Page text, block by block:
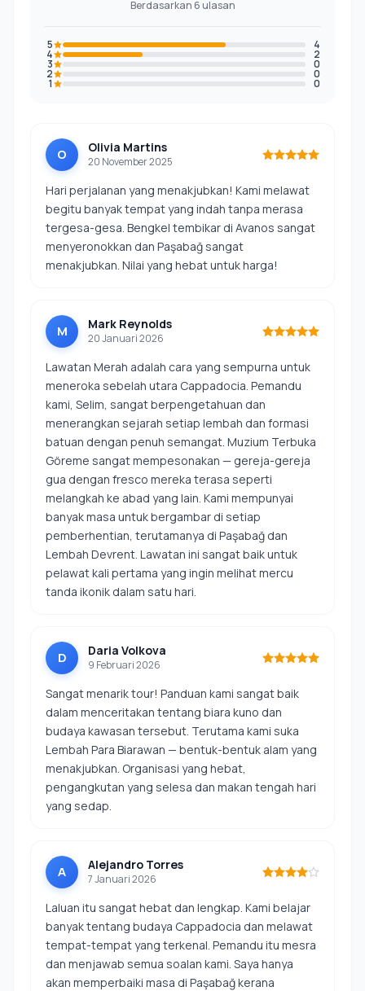
Berdasarkan 6 ulasan
5 4
4 2
3 0
2 0
1 0
O Olivia Martins
20 November 2025
Hari perjalanan yang menakjubkan! Kami melawat
begitu banyak tempat yang indah tanpa merasa
tergesa-gesa. Bengkel tembikar di Avanos sangat
menyeronokkan dan Paşabağ sangat
menakjubkan. Nilai yang hebat untuk harga!
M Mark Reynolds
20 Januari 2026
Lawatan Merah adalah cara yang sempurna untuk
meneroka sebelah utara Cappadocia. Pemandu
kami, Selim, sangat berpengetahuan dan
menerangkan sejarah setiap lembah dan formasi
batuan dengan penuh semangat. Muzium Terbuka
Göreme sangat mempesonakan — gereja-gereja
gua dengan fresco mereka terasa seperti
melangkah ke abad yang lain. Kami mempunyai
banyak masa untuk bergambar di setiap
pemberhentian, terutamanya di Paşabağ dan
Lembah Devrent. Lawatan ini sangat baik untuk
pelawat kali pertama yang ingin melihat mercu
tanda ikonik dalam satu hari.
D Daria Volkova
9 Februari 2026
Sangat menarik tour! Panduan kami sangat baik
dalam menceritakan tentang biara kuno dan
budaya kawasan tersebut. Terutama kami suka
Lembah Para Biarawan — bentuk-bentuk alam yang
menakjubkan. Organisasi yang hebat,
pengangkutan yang selesa dan makan tengah hari
yang sedap.
A Alejandro Torres
7 Januari 2026
Laluan itu sangat hebat dan lengkap. Kami belajar
banyak tentang budaya Cappadocia dan melawat
tempat-tempat yang terkenal. Pemandu itu mesra
dan menjawab semua soalan kami. Saya hanya
akan memperbaiki masa di Paşabağ kerana